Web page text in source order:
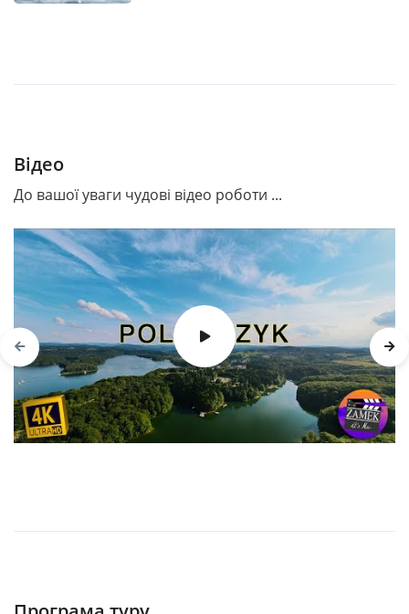
Відео
До вашої уваги чудові відео роботи ...